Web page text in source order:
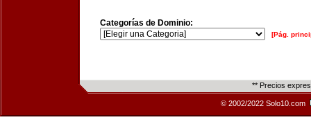
Categorías de Dominio:
[Pág.
** Precios
© 2002/2022 Solo10.com